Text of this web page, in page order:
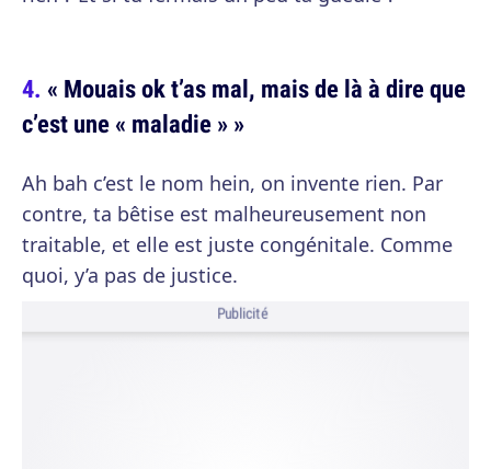
« Mouais ok t’as mal, mais de là à dire que
c’est une « maladie » »
Ah bah c’est le nom hein, on invente rien. Par
contre, ta bêtise est malheureusement non
traitable, et elle est juste congénitale. Comme
quoi, y’a pas de justice.
Publicité